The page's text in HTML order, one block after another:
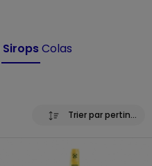
SiropsColas
Trier par pertinence